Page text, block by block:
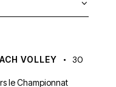
VOLLEY
30
le Championnat